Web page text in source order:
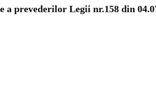
prevederilor Legii nr.158 din